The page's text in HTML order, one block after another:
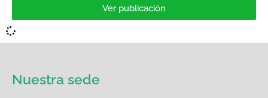
Ver publicación
Nuestra sede